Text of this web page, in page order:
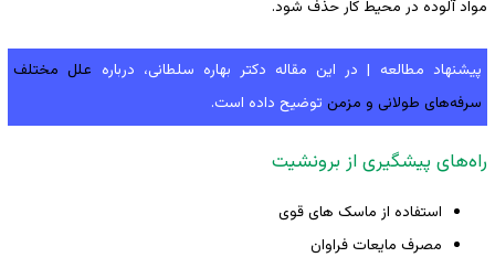
مواد آلوده در محیط کار حذف شود.
پیشنهاد مطالعه | در این مقاله دکتر بهاره سلطانی، درباره علل مختلف
سرفه‌های طولانی و مزمن توضیح داده است.
راه‌های پیشگیری از برونشیت
استفاده از ماسک های قوی
مصرف مایعات فراوان